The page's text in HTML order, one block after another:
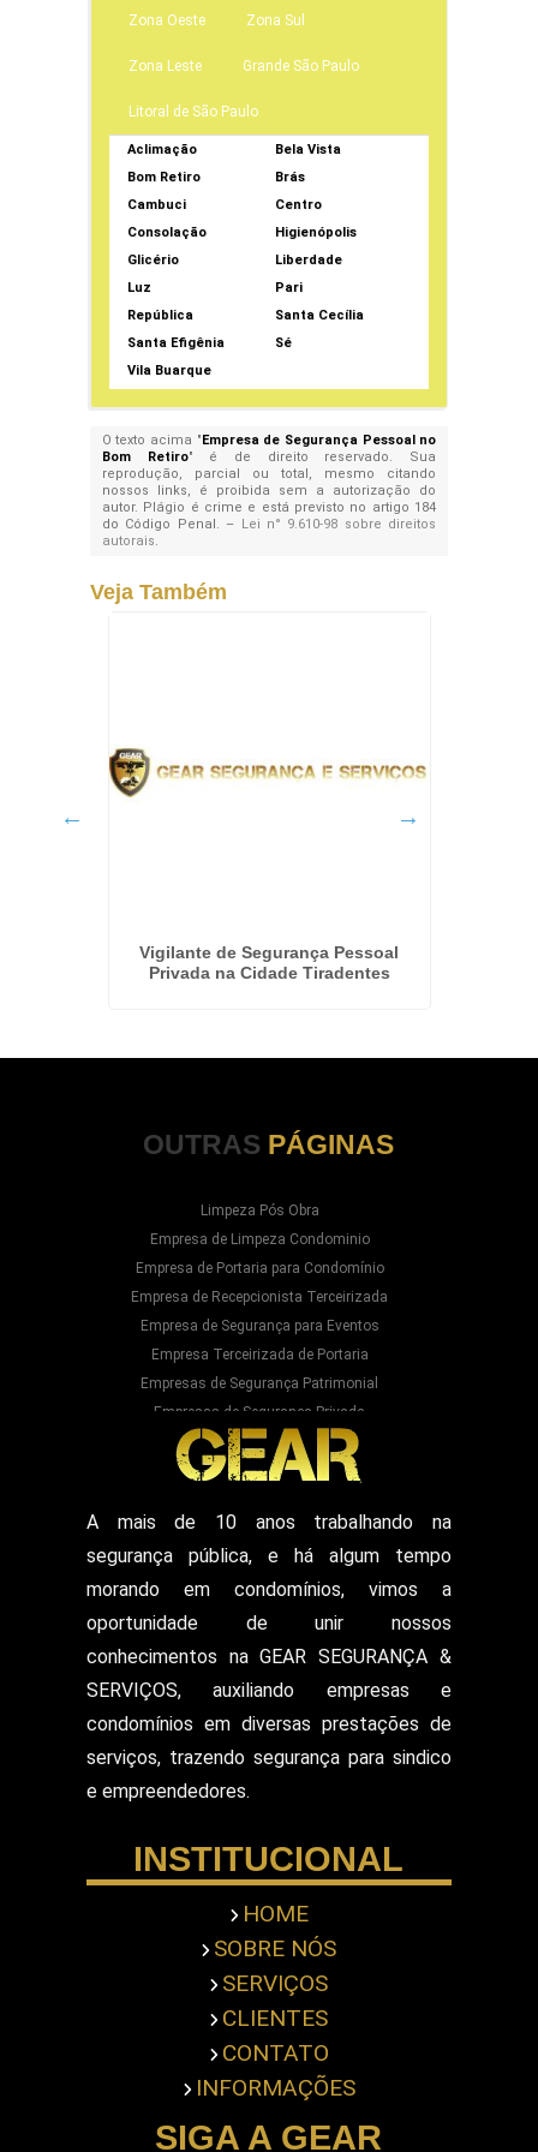
Zona Oeste Zona Sul
Zona Leste Grande São Paulo
Litoral de São Paulo
Aclimação
Bela Vista
Bom Retiro
Brás
Cambuci
Centro
Consolação
Higienópolis
Glicério
Liberdade
Luz
Pari
República
Santa Cecília
Santa Efigênia
Sé
Vila Buarque
O texto acima "Empresa de Segurança Pessoal no
Bom Retiro" é de direito reservado. Sua
reprodução, parcial ou total, mesmo citando
nossos links, é proibida sem a autorização do
autor. Plágio é crime e está previsto no artigo 184
do Código Penal. – Lei n° 9.610-98 sobre direitos
autorais.
Veja Também
Vigilante de Segurança Pessoal
Privada na Cidade Tiradentes
OUTRAS PÁGINAS
Limpeza Pós Obra
Empresa de Limpeza Condominio
Empresa de Portaria para Condomínio
Empresa de Recepcionista Terceirizada
Empresa de Segurança para Eventos
Empresa Terceirizada de Portaria
Empresas de Segurança Patrimonial
Empresas de Segurança Privada
Empresas Prestadoras de Serviços para
Condominios
Empresas Prestadoras de Serviços para Prédios
Prestação de Serviços de Recepção
Recepcionista Terceirizada
Segurança Particular Armado
Segurança Patrimonial E Monitoramento
Segurança Patrimonial em Hospitais
Segurança Patrimonial Eventos
Serviço de Escolta Armada
Empresa de Segurança em Mercado
Empresa de Segurança em Shopping Center
Serviço de Ronda com Viatura
Serviços de Portaria
Servicos Gerais Portaria
Serviços Terceirizado Portaria
Empresa de Segurança Pessoal
Terceirização de Atendimento
Terceirização de Limpeza Predial
Terceirização de Portaria
A mais de 10 anos trabalhando na
segurança pública, e há algum tempo
morando em condomínios, vimos a
oportunidade de unir nossos
conhecimentos na GEAR SEGURANÇA &
SERVIÇOS, auxiliando empresas e
condomínios em diversas prestações de
serviços, trazendo segurança para sindico
e empreendedores.
INSTITUCIONAL
HOME
SOBRE NÓS
SERVIÇOS
CLIENTES
CONTATO
INFORMAÇÕES
SIGA A GEAR